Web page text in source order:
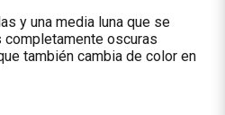
y una media luna que se
completamente oscuras
también cambia de color en